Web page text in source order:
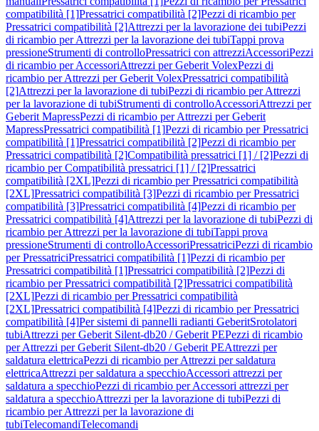
compatibilità [1]Pressatrici compatibilità [2]Pezzi di ricambio per
Pressatrici compatibilità [2]Attrezzi per la lavorazione dei tubiPezzi
di ricambio per Attrezzi per la lavorazione dei tubiTappi prova
pressioneStrumenti di controlloPressatrici con attrezziAccessoriPezzi
di ricambio per AccessoriAttrezzi per Geberit VolexPezzi di
ricambio per Attrezzi per Geberit VolexPressatrici compatibilità
[2]Attrezzi per la lavorazione di tubiPezzi di ricambio per Attrezzi
per la lavorazione di tubiStrumenti di controlloAccessoriAttrezzi per
Geberit MapressPezzi di ricambio per Attrezzi per Geberit
MapressPressatrici compatibilità [1]Pezzi di ricambio per Pressatrici
compatibilità [1]Pressatrici compatibilità [2]Pezzi di ricambio per
Pressatrici compatibilità [2]Compatibilità pressatrici [1] / [2]Pezzi di
ricambio per Compatibilità pressatrici [1] / [2]Pressatrici
compatibilità [2XL]Pezzi di ricambio per Pressatrici compatibilità
[2XL]Pressatrici compatibilità [3]Pezzi di ricambio per Pressatrici
compatibilità [3]Pressatrici compatibilità [4]Pezzi di ricambio per
Pressatrici compatibilità [4]Attrezzi per la lavorazione di tubiPezzi di
ricambio per Attrezzi per la lavorazione di tubiTappi prova
pressioneStrumenti di controlloAccessoriPressatriciPezzi di ricambio
per PressatriciPressatrici compatibilità [1]Pezzi di ricambio per
Pressatrici compatibilità [1]Pressatrici compatibilità [2]Pezzi di
ricambio per Pressatrici compatibilità [2]Pressatrici compatibilità
[2XL]Pezzi di ricambio per Pressatrici compatibilità
[2XL]Pressatrici compatibilità [4]Pezzi di ricambio per Pressatrici
compatibilità [4]Per sistemi di pannelli radianti GeberitSrotolatori
tubiAttrezzi per Geberit Silent-db20 / Geberit PEPezzi di ricambio
per Attrezzi per Geberit Silent-db20 / Geberit PEAttrezzi per
saldatura elettricaPezzi di ricambio per Attrezzi per saldatura
elettricaAttrezzi per saldatura a specchioAccessori attrezzi per
saldatura a specchioPezzi di ricambio per Accessori attrezzi per
saldatura a specchioAttrezzi per la lavorazione di tubiPezzi di
ricambio per Attrezzi per la lavorazione di
tubiTelecomandiTelecomandi